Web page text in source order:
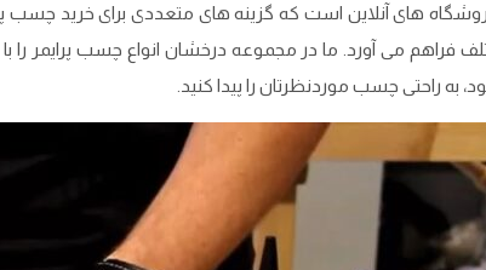
‌های آنلاین است که گزینه ‌های متعددی برای خرید چسب
فراهم می ‌آورد. ما در مجموعه درخشان انواع چسب پرایمر
به راحتی چسب موردنظرتان را پیدا کنید.